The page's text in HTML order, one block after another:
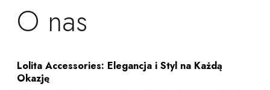
O nas
Lolita Accessories: Elegancja i Styl na Każdą
Okazję